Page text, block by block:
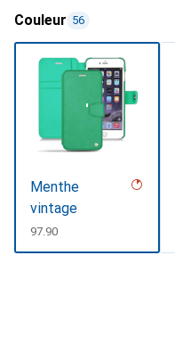
Couleur 56
Menthe
vintage
CHF
97.90